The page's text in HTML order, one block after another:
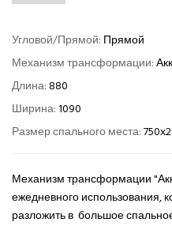
Угловой/Прямой: Прямой
Механизм трансформации:
Длина:880
Ширина:1090
Размер спального места:
Механизм трансформации
ежедневного
разложить в большое